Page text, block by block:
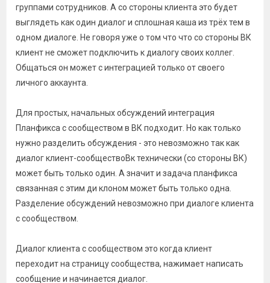
группами сотрудников. А со стороны клиента это будет
выглядеть как один диалог и сплошная каша из трёх тем в
одном диалоге. Не говоря уже о том что что со стороны ВК
клиент не сможет подключить к диалогу своих коллег.
Общаться он может с интеграцией только от своего
личного аккаунта.
Для простых, начальных обсуждений интеграция
Планфикса с сообществом в ВК подходит. Но как только
нужно разделить обсуждения - это невозможно так как
диалог клиент-сообществоВк технически (со стороны ВК)
может быть только один. А значит и задача планфикса
связанная с этим ди клоном может быть только одна.
Разделение обсуждений невозможно при диалоге клиента
с сообществом.
Диалог клиента с сообществом это когда клиент
переходит на страницу сообщества, нажимает написать
сообщение и начинается диалог.